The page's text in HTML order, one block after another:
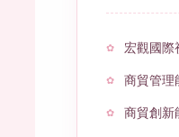
宏觀國際
商貿管理
商貿創新